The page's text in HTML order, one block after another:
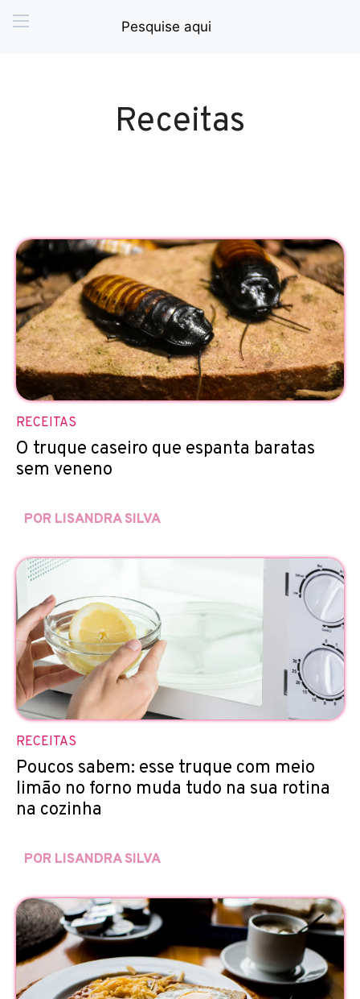
Receitas
RECEITAS
O truque caseiro que espanta baratas
sem veneno
POR LISANDRA SILVA
RECEITAS
Poucos sabem: esse truque com meio
limão no forno muda tudo na sua rotina
na cozinha
POR LISANDRA SILVA